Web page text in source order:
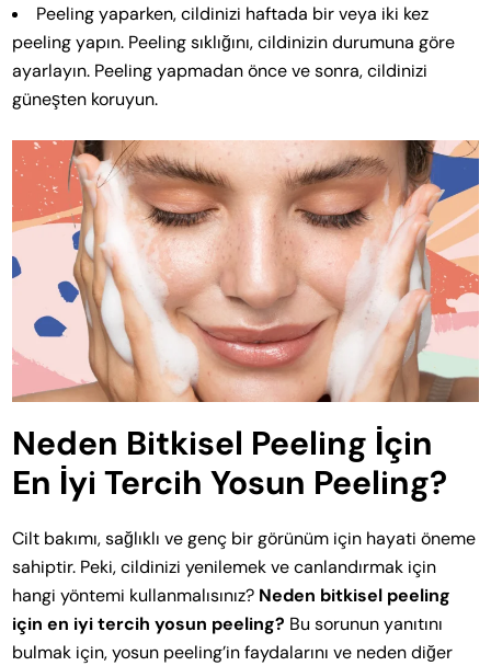
Peeling yaparken, cildinizi haftada bir veya iki kez
peeling yapın. Peeling sıklığını, cildinizin durumuna göre
ayarlayın. Peeling yapmadan önce ve sonra, cildinizi
güneşten koruyun.
Neden Bitkisel Peeling İçin
En İyi Tercih Yosun Peeling?
Cilt bakımı, sağlıklı ve genç bir görünüm için hayati öneme
sahiptir. Peki, cildinizi yenilemek ve canlandırmak için
hangi yöntemi kullanmalısınız? Neden bitkisel peeling
için en iyi tercih yosun peeling? Bu sorunun yanıtını
bulmak için, yosun peeling’in faydalarını ve neden diğer